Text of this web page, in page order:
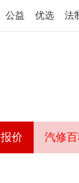
公益 优选 法
报价 汽修